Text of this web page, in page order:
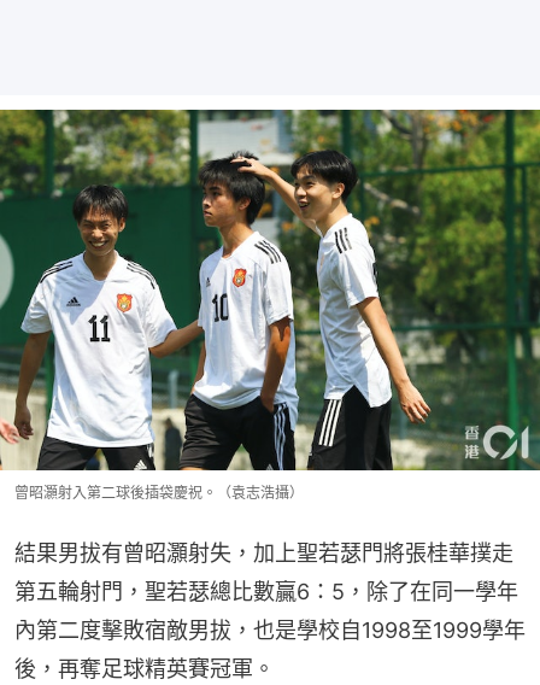
曾昭灝射入第二球後插袋慶祝。（袁志浩攝）
結果男拔有曾昭灝射失，加上聖若瑟門將張桂華撲走
第五輪射門，聖若瑟總比數贏6：5，除了在同一學年
內第二度擊敗宿敵男拔，也是學校自1998至1999學年
後，再奪足球精英賽冠軍。